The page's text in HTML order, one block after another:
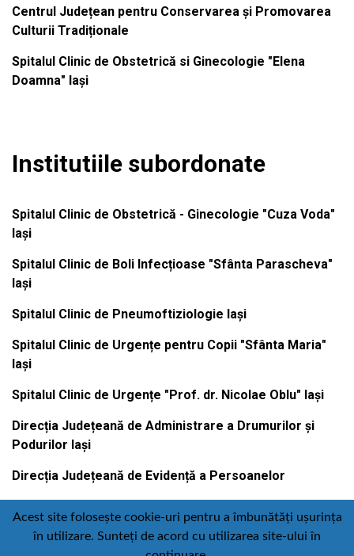
Centrul Județean pentru Conservarea și Promovarea
Culturii Tradiționale
Spitalul Clinic de Obstetrică si Ginecologie "Elena
Doamna" Iași
Institutiile subordonate
Spitalul Clinic de Obstetrică - Ginecologie "Cuza Voda"
Iași
Spitalul Clinic de Boli Infecțioase "Sfânta Parascheva"
Iași
Spitalul Clinic de Pneumoftiziologie Iași
Spitalul Clinic de Urgențe pentru Copii "Sfânta Maria"
Iași
Spitalul Clinic de Urgențe "Prof. dr. Nicolae Oblu" Iași
Direcția Județeană de Administrare a Drumurilor și
Podurilor Iași
Direcția Județeană de Evidență a Persoanelor
Contact Politică de confidențialitate
Acest site folosește cookie-uri pentru a îmbunătăți ușurința
în utilizare. Sunteți de acord cu utilizarea site-ului în